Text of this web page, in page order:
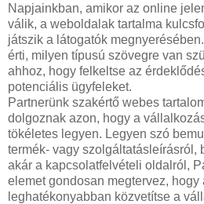
Napjainkban, amikor az online
válik, a weboldalak tartalma
játszik a látogatók
érti, milyen típusú szövegre van
ahhoz, hogy felkeltse az
potenciális ügyfeleket.
Partnerünk szakértő webes
dolgoznak azon, hogy a
tökéletes legyen. Legyen szó
termék- vagy szolgáltatásleírásról,
akár a kapcsolatfelvételi oldalról,
elemet gondosan megtervez, hogy
leghatékonyabban közvetítse a